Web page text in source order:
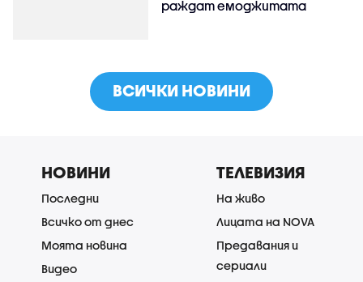
раждат емоджитата
ВСИЧКИ НОВИНИ
НОВИНИ
Последни
Всичко от днес
Моята новина
Видео
ТЕЛЕВИЗИЯ
На живо
Лицата на NOVA
Предавания и
сериали